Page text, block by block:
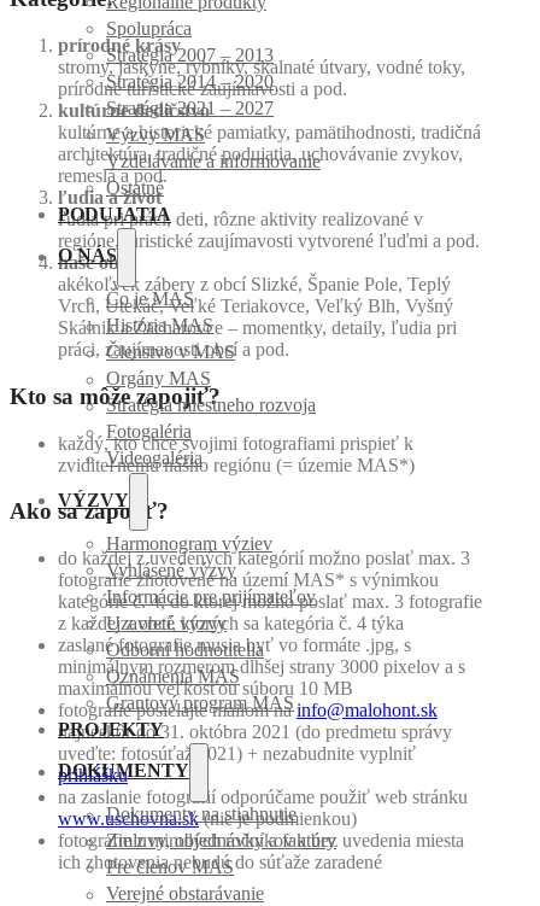
Spolupráca
Stratégia 2007 – 2013
Stratégia 2014 – 2020
Stratégia 2021 – 2027
Výzvy MAS
Vzdelávanie a informovanie
Ostatné
PODUJATIA
O NÁS
Čo je MAS
História MAS
Členstvo v MAS
Orgány MAS
Stratégia miestneho rozvoja
Fotogaléria
Videogaléria
VÝZVY
Harmonogram výziev
Vyhlásené výzvy
Informácie pre prijímateľov
Uzavreté výzvy
Odborní hodnotitelia
Oznámenia MAS
Grantový program MAS
PROJEKTY
DOKUMENTY
Dokumenty na stiahnutie
Zmluvy, objednávky a faktúry
Pre členov MAS
Verejné obstarávanie
prírodné krásy
stromy, jaskyne, rybníky, skalnaté útvary, vodné toky,
prírodné turistické zaujímavosti a pod.
kultúrne dedičstvo
kultúrne a historické pamiatky, pamätihodnosti, tradičná
architektúra, tradičné podujatia, uchovávanie zvykov,
remeslá a pod.
ľudia a život
ľudia pri práci, deti, rôzne aktivity realizované v
regióne, turistické zaujímavosti vytvorené ľuďmi a pod.
naše obce
akékoľvek zábery z obcí Slizké, Španie Pole, Teplý
Vrch, Utekáč, Veľké Teriakovce, Veľký Blh, Vyšný
Skálnik a Zacharovce – momentky, detaily, ľudia pri
práci, zaujímavosti obcí a pod.
Kto sa môže zapojiť?
každý, kto chce svojimi fotografiami prispieť k
zviditeľneniu nášho regiónu (= územie MAS*)
Ako sa zapojiť?
do každej z uvedených kategórií možno poslať max. 3
fotografie zhotovené na území MAS* s výnimkou
kategórie č. 4, do ktorej možno poslať max. 3 fotografie
z každej z obcí, ktorých sa kategória č. 4 týka
zaslané fotografie musia byť vo formáte .jpg, s
minimálnym rozmerom dlhšej strany 3000 pixelov a s
maximálnou veľkosťou súboru 10 MB
fotografie posielajte mailom nainfo@malohont.sk
najneskôr do 31. októbra 2021 (do predmetu správy
uveďte: fotosúťaž 2021) + nezabudnite vyplniť
prihlášku
na zaslanie fotografií odporúčame použiť web stránku
www.uschovna.sk(nie je podmienkou)
fotografie z minulých ročníkov a bez uvedenia miesta
ich zhotovenia nebudú do súťaže zaradené